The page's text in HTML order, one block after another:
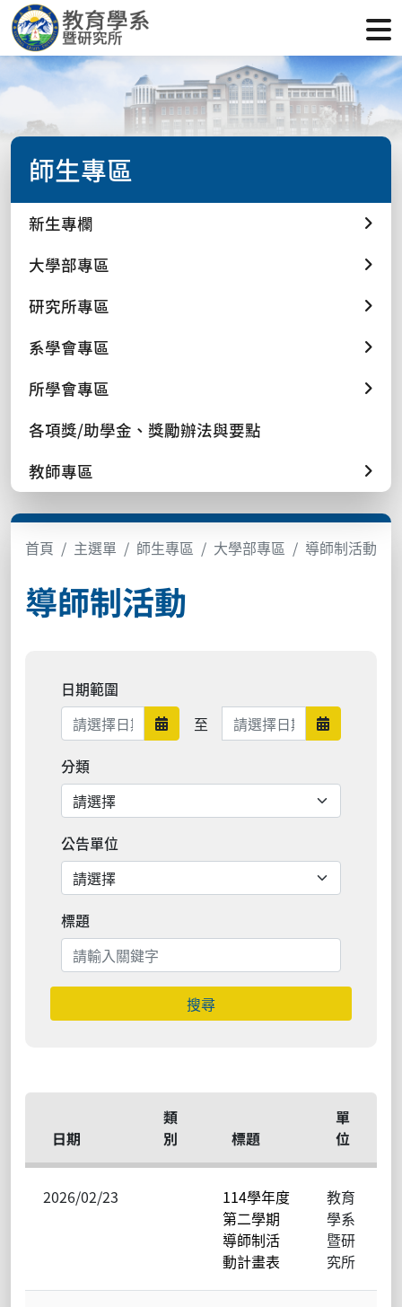
師生專區
新生專欄
大學部專區
研究所專區
系學會專區
所學會專區
各項獎/助學金、獎勵辦法與要點
教師專區
首頁 主選單 師生專區 大學部專區 導師制活動
導師制活動
日期範圍
日期範圍開始
至 日期範圍結束 日期範圍
分類
公告單位
標題
搜尋
日期
類
別
標題
單
位
2026/02/23
114學年度
第二學期
導師制活
動計畫表
教育
學系
暨研
究所